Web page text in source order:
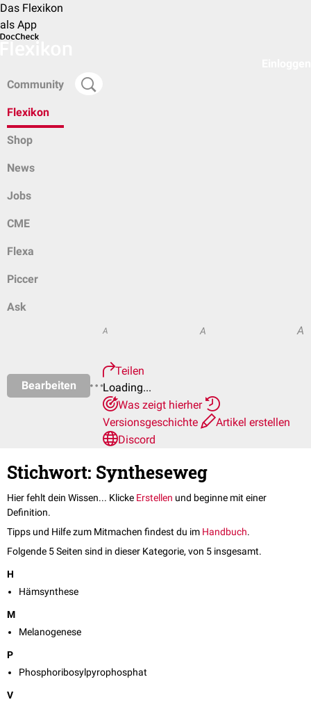
Das Flexikon
als App
Community
Flexikon
Shop
News
Jobs
CME
Flexa
Piccer
Ask
Bearbeiten
A A A
Teilen
Loading...
Was zeigt hierher
Versionsgeschichte
Artikel erstellen
Discord
Stichwort: Syntheseweg
Hier fehlt dein Wissen... Klicke Erstellen und beginne mit einer
Definition.
Tipps und Hilfe zum Mitmachen findest du im Handbuch.
Folgende 5 Seiten sind in dieser Kategorie, von 5 insgesamt.
H
Hämsynthese
M
Melanogenese
P
Phosphoribosylpyrophosphat
V